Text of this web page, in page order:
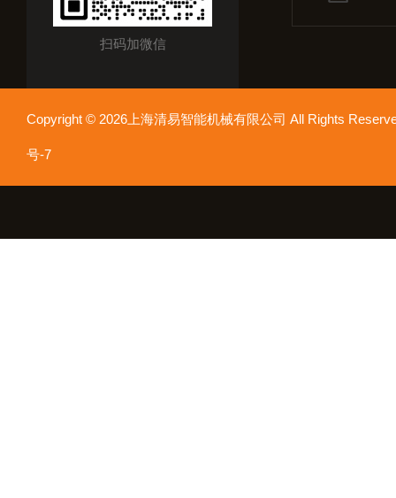
扫码加微信
Copyright © 2026上海清易智能机械有限公司 All Rights
号-7